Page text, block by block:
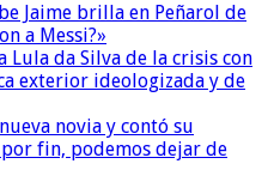
Jaime brilla en Peñarol de
a Messi?»
Lula da Silva de la crisis con
exterior ideologizada y de
novia y contó su
fin, podemos dejar de